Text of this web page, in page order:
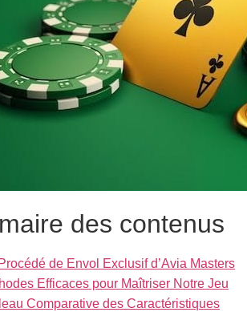
des contenus
de Envol Exclusif d’Avia Masters
Efficaces pour Maîtriser Notre Jeu
Comparative des Caractéristiques